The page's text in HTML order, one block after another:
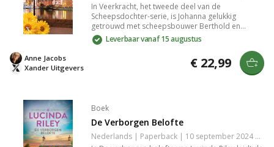
In Veerkracht, het tweede deel van de
Scheepsdochter-serie, is Johanna gelukkig
getrouwd met scheepsbouwer Berthold en
betrokken bij zijn scheepswerf. Echter, ze krijgt te
maken met conflicten door de ontwijkende
sabotagedaden van haar broer. Haar huwelijk en
de reputatie van het bedrijf staan op het spel, wat
Leverbaar vanaf 15 augustus
Xander Uitgevers
Anne Jacobs € 22,99
Boek
De Verborgen Belofte
Nederlands | Paperback | 10 september 2024 | 496 pagina's | 9789401622394